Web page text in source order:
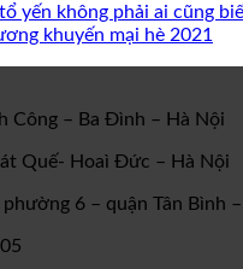
yến không phải ai cũng
khuyến mại hè 2021
Công – Ba Đình – Hà Nội
Quế- Hoaì Đức – Hà Nội
6 – quận Tân Bình